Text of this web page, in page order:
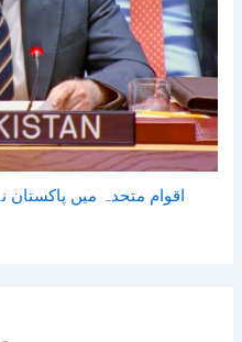
اقوام متحدہ میں پاکستان